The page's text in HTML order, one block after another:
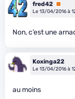
fred42 Premium
Le 13/04/2016 à
Non, c’est une
Koxinga22
Le 13/04/2016 à
au moins